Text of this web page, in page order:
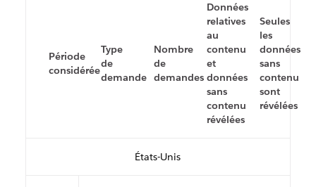
Période
considérée
Type
de
demande
Nombre
de
demandes
Données
relatives
au
contenu
et
données
sans
contenu
révélées
Seules
les
données
sans
contenu
sont
révélées
États-Unis